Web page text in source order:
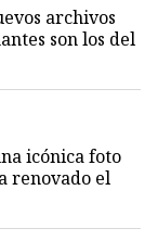
archivos
son los del
icónica foto
renovado el